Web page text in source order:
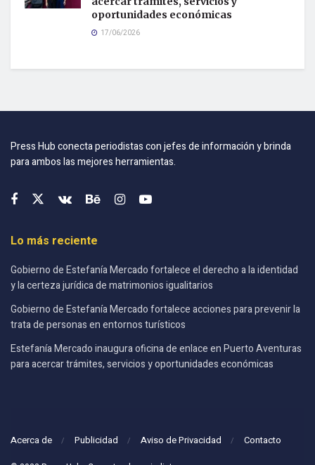
oportunidades económicas
17/06/2026
Press Hub conecta periodistas con jefes de información y brinda
para ambos las mejores herramientas.
Lo más reciente
Gobierno de Estefanía Mercado fortalece el derecho a la identidad
y la certeza jurídica de matrimonios igualitarios
Gobierno de Estefanía Mercado fortalece acciones para prevenir la
trata de personas en entornos turísticos
Estefanía Mercado inaugura oficina de enlace en Puerto Aventuras
para acercar trámites, servicios y oportunidades económicas
Acerca de Publicidad Aviso de Privacidad Contacto